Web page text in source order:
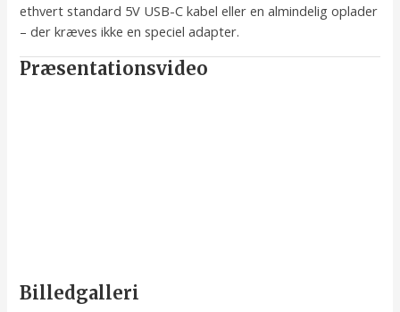
ethvert standard 5V USB-C kabel eller en almindelig oplader
– der kræves ikke en speciel adapter.
Præsentationsvideo
Billedgalleri